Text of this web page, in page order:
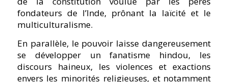
fondateurs de l’Inde, prônant la laïcité et le
multiculturalisme.
En parallèle, le pouvoir laisse dangereusement
se développer un fanatisme hindou, les
discours haineux, les violences et exactions
envers les minorités religieuses, et notamment